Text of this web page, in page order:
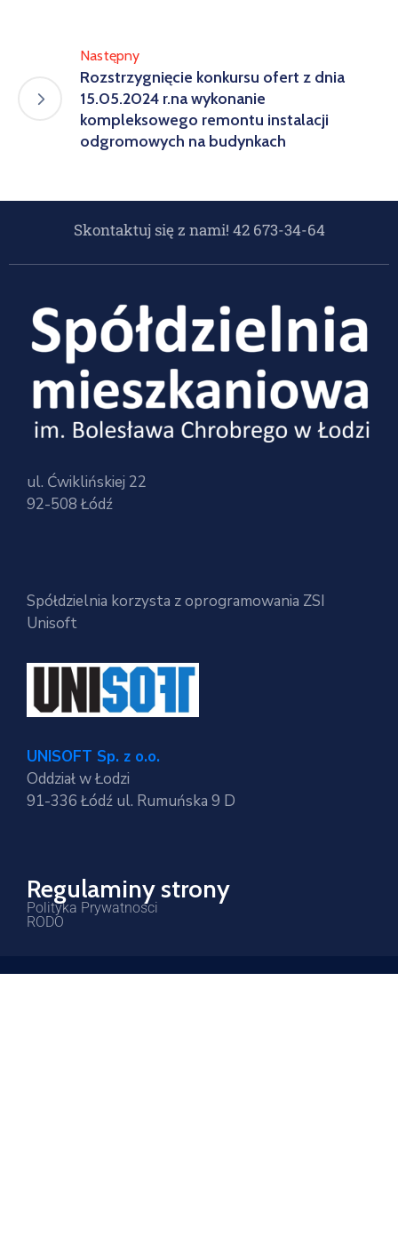
Następny
Rozstrzygnięcie konkursu ofert z dnia
15.05.2024 r.na wykonanie
kompleksowego remontu instalacji
odgromowych na budynkach
Skontaktuj się z nami! 42 673-34-64
ul. Ćwiklińskiej 22
92-508 Łódź
Spółdzielnia korzysta z oprogramowania ZSI
Unisoft
UNISOFT Sp. z o.o.
Oddział w Łodzi
91-336 Łódź ul. Rumuńska 9 D
Regulaminy strony
Polityka Prywatności
RODO